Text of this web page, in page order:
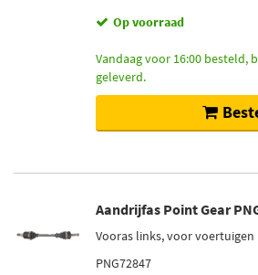
Op voorraad
Vandaag voor 16:00 besteld,
geleverd.
Aandrijfas Point Gear
Vooras links, voor voertuigen
PNG72847